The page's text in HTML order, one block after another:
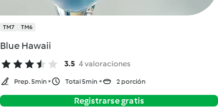
TM7 TM6
Blue Hawaii
3.5 4 valoraciones
Prep. 5min Total 5min 2 porción
Registrarse gratis